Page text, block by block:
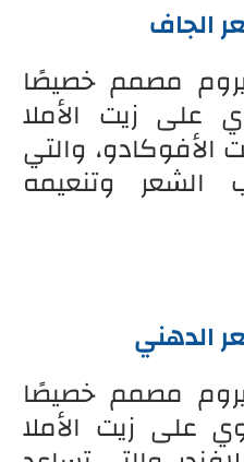
الجاف
مصمم خصيصًا
على زيت الأملا
الأفوكادو، والتي
وتنعيمه
الدهني
مصمم خصيصًا
على زيت الأملا